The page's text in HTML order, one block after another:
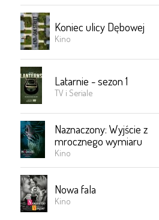
Koniec ulicy Dębowej
Kino
Latarnie - sezon 1
TV i Seriale
Naznaczony: Wyjście z
mrocznego wymiaru
Kino
Nowa fala
Kino